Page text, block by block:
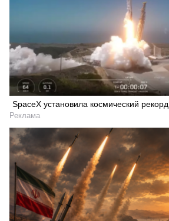
SpaceX установила космический рекорд
Реклама